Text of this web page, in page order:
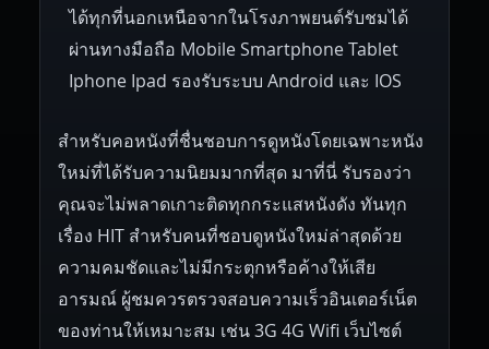
ได้ทุกที่นอกเหนือจากในโรงภาพยนต์รับชมได้
ผ่านทางมือถือ Mobile Smartphone Tablet
Iphone Ipad รองรับระบบ Android และ IOS
สำหรับคอหนังที่ชื่นชอบการดูหนังโดยเฉพาะหนัง
ใหม่ที่ได้รับความนิยมมากที่สุด มาที่นี่ รับรองว่า
คุณจะไม่พลาดเกาะติดทุกกระแสหนังดัง ทันทุก
เรื่อง HIT สำหรับคนที่ชอบดูหนังใหม่ล่าสุดด้วย
ความคมชัดและไม่มีกระตุกหรือค้างให้เสีย
อารมณ์ ผู้ชมควรตรวจสอบความเร็วอินเตอร์เน็ต
ของท่านให้เหมาะสม เช่น 3G 4G Wifi เว็บไซต์